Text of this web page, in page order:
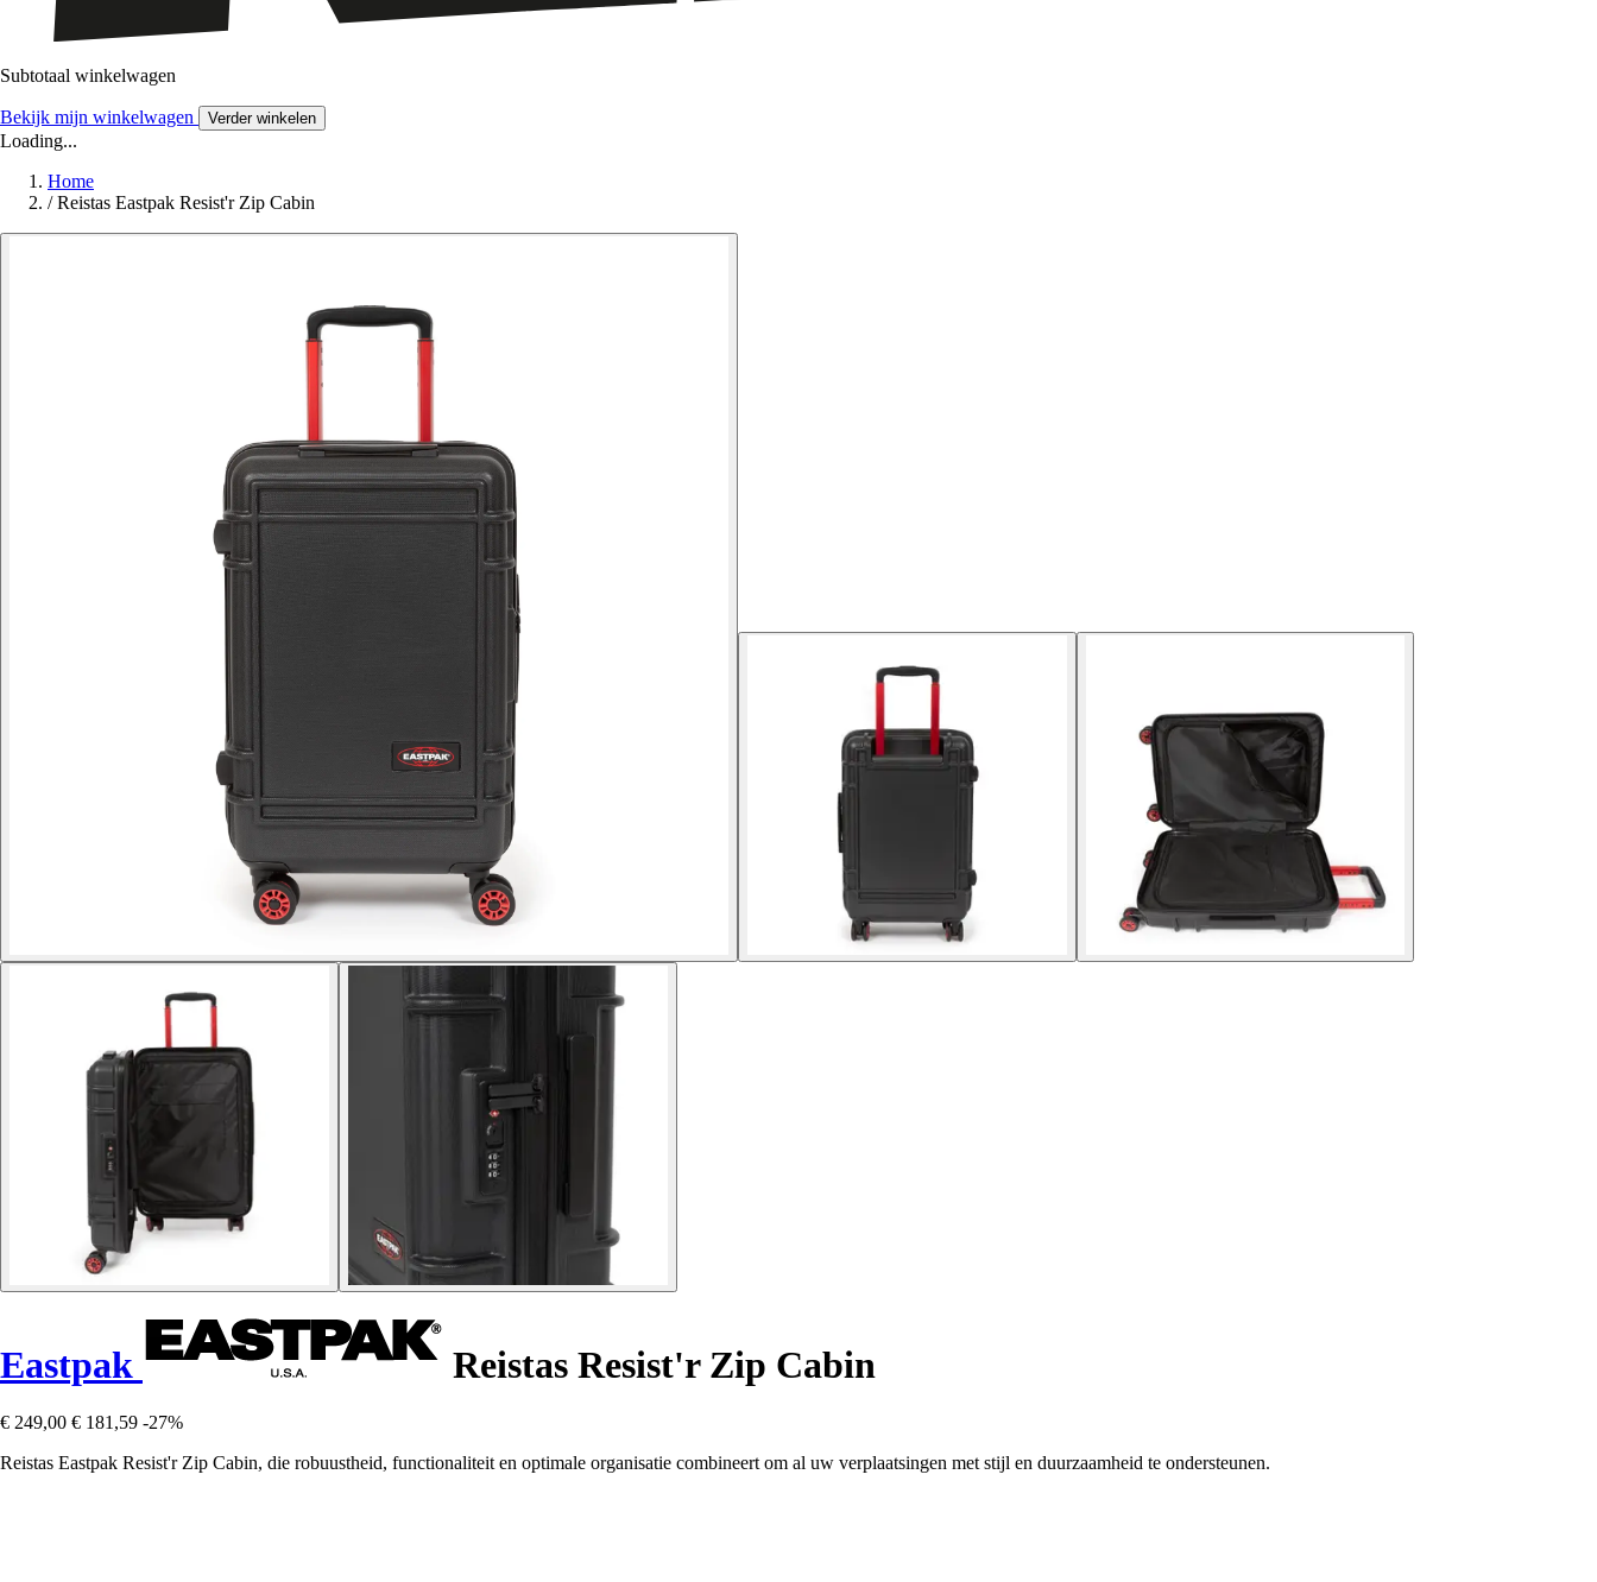
Subtotaal winkelwagen
Bekijk mijn winkelwagen Verder winkelen
Loading...
Home
/ Reistas Eastpak Resist'r Zip Cabin
Eastpak Reistas Resist'r Zip Cabin
€ 249,00 € 181,59 -27%
Reistas Eastpak Resist'r Zip Cabin, die robuustheid, functionaliteit en optimale organisatie combineert om al uw verplaatsingen met stijl en duurzaamheid te ondersteunen.